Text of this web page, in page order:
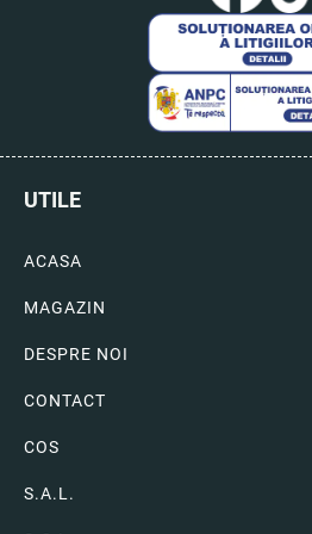
UTILE
ACASA
MAGAZIN
DESPRE NOI
CONTACT
COS
S.A.L.